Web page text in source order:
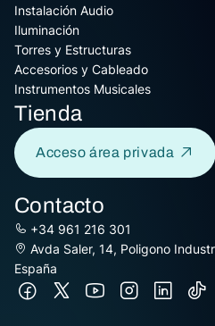
Instalación Audio
Iluminación
Torres y Estructuras
Accesorios y Cableado
Instrumentos Musicales
Tienda
Acceso área privada
Contacto
+34 961 216 301
Avda Saler, 14, Poligono
España